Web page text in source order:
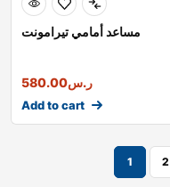
مساعد أمامي تيرامونت
ر.س580.00
Add to cart
1 2